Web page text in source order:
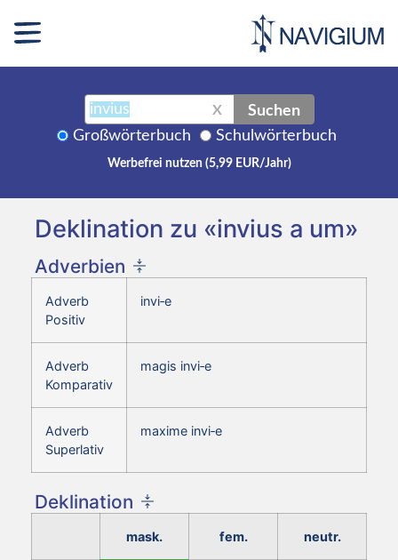
X Suchen
Großwörterbuch Schulwörterbuch
Werbefrei nutzen (5,99 EUR/Jahr)
Deklination zu «invius a um»
Adverbien
Adverb
Positiv
invi‑e
Adverb
Komparativ
magis invi‑e
Adverb
Superlativ
maxime invi‑e
Deklination
mask. fem. neutr.